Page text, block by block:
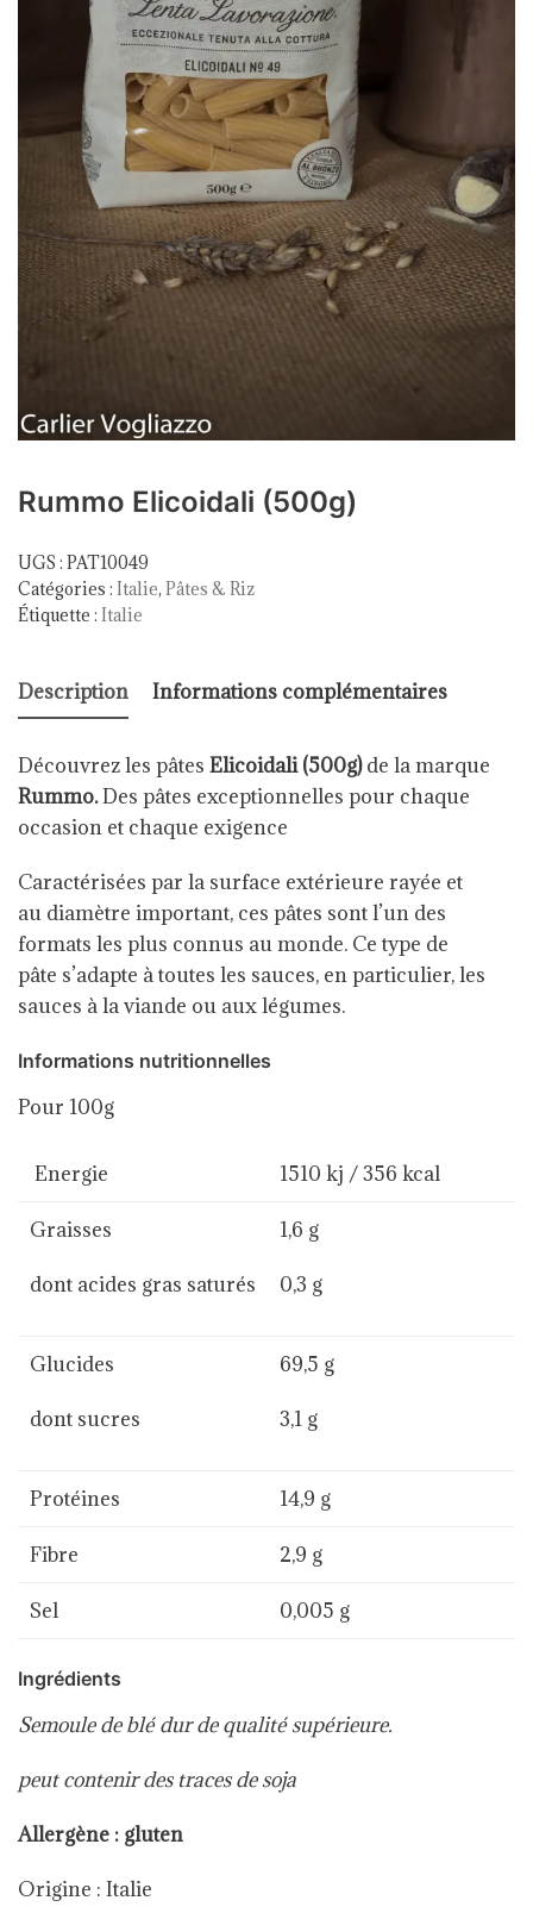
Rummo Elicoidali (500g)
UGS : PAT10049
Catégories : Italie, Pâtes & Riz
Étiquette : Italie
Description Informations complémentaires
Découvrez les pâtes Elicoidali (500g)de la marque
Rummo.Des pâtes exceptionnelles pour chaque
occasion et chaque exigence
Caractérisées par la surface extérieure rayée et
au diamètre important, ces pâtes sont l’un des
formats les plus connus au monde. Ce type de
pâte s’adapte à toutes les sauces, en particulier, les
sauces à la viande ou aux légumes.
Informations nutritionnelles
Pour 100g
Energie 1510 kj / 356 kcal
Graisses
dont acides gras saturés
1,6 g
0,3 g
Glucides
dont sucres
69,5 g
3,1 g
Protéines 14,9 g
Fibre 2,9 g
Sel 0,005 g
Ingrédients
Semoule de blé dur de qualité supérieure.
peut contenir des traces de soja
Allergène : gluten
Origine : Italie